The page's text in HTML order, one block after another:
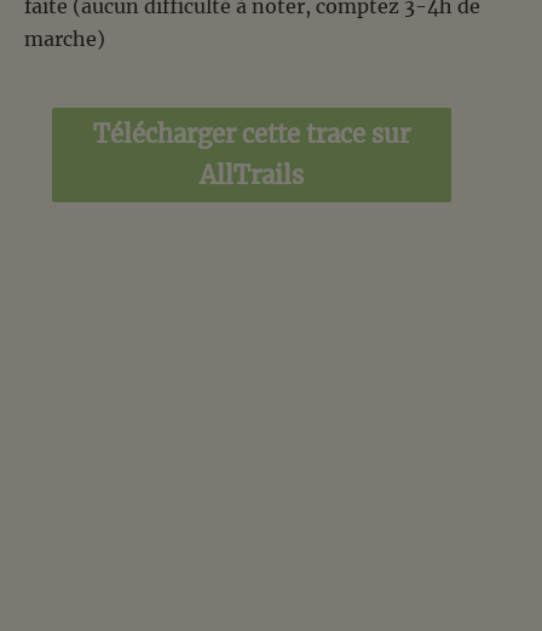
faite (aucun difficulté à noter, comptez 3-4h de
marche)
Télécharger cette trace sur
AllTrails